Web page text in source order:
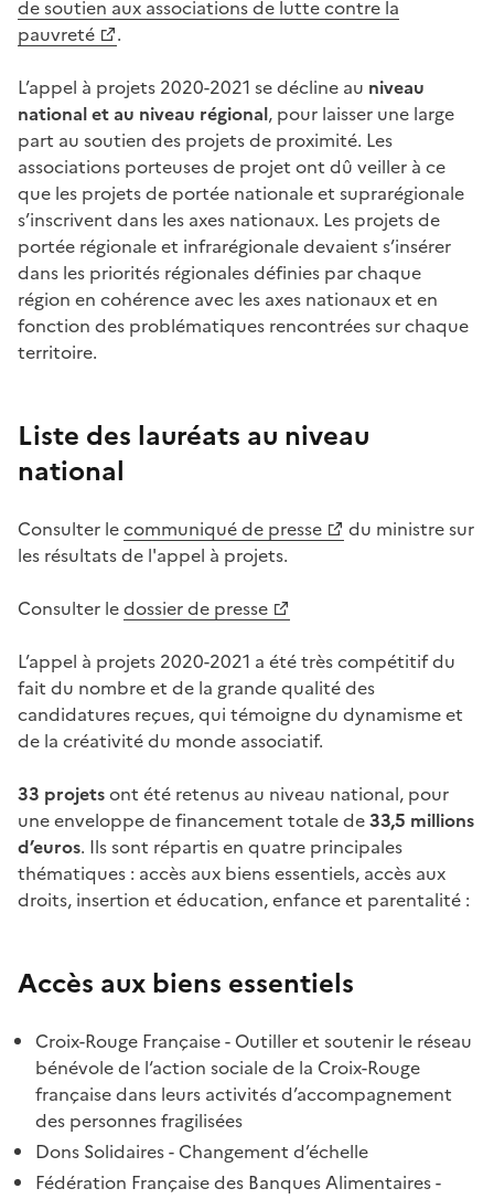
de soutien aux associations de lutte contre la
pauvreté
.
L’appel à projets 2020-2021 se décline au niveau
national et au niveau régional, pour laisser une large
part au soutien des projets de proximité. Les
associations porteuses de projet ont dû veiller à ce
que les projets de portée nationale et suprarégionale
s’inscrivent dans les axes nationaux. Les projets de
portée régionale et infrarégionale devaient s’insérer
dans les priorités régionales définies par chaque
région en cohérence avec les axes nationaux et en
fonction des problématiques rencontrées sur chaque
territoire.
Liste des lauréats au niveau
national
Consulter lecommuniqué de presse
du ministre sur
les résultats de l'appel à projets.
Consulter ledossier de presse
L’appel à projets 2020-2021 a été très compétitif du
fait du nombre et de la grande qualité des
candidatures reçues, qui témoigne du dynamisme et
de la créativité du monde associatif.
33 projetsont été retenus au niveau national, pour
une enveloppe de financement totale de33,5 millions
d’euros. Ils sont répartis en quatre principales
thématiques : accès aux biens essentiels, accès aux
droits, insertion et éducation, enfance et parentalité :
Accès aux biens essentiels
Croix-Rouge Française - Outiller et soutenir le réseau
bénévole de l‘action sociale de la Croix-Rouge
française dans leurs activités d’accompagnement
des personnes fragilisées
Dons Solidaires - Changement d’échelle
Fédération Française des Banques Alimentaires -